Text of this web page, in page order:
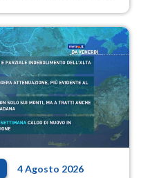
la settimana di
4 Agosto 2026